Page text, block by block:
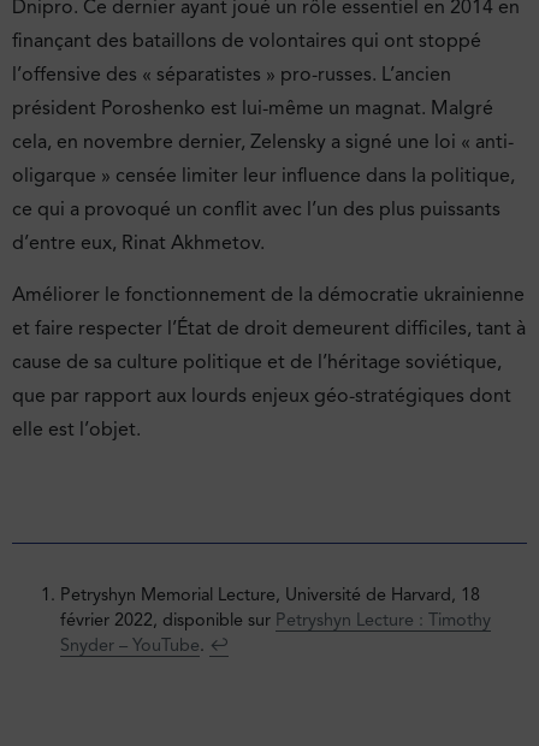
Dnipro. Ce dernier ayant joué un rôle essentiel en 2014 en
finançant des bataillons de volontaires qui ont stoppé
l’offensive des « séparatistes » pro-russes. L’ancien
président Poroshenko est lui-même un magnat. Malgré
cela, en novembre dernier, Zelensky a signé une loi « anti-
oligarque » censée limiter leur influence dans la politique,
ce qui a provoqué un conflit avec l’un des plus puissants
d’entre eux, Rinat Akhmetov.
Améliorer le fonctionnement de la démocratie ukrainienne
et faire respecter l’État de droit demeurent difficiles, tant à
cause de sa culture politique et de l’héritage soviétique,
que par rapport aux lourds enjeux géo-stratégiques dont
elle est l’objet.
Petryshyn Memorial Lecture, Université de Harvard, 18
février 2022, disponible sur Petryshyn Lecture : Timothy
Snyder – YouTube. ↩︎